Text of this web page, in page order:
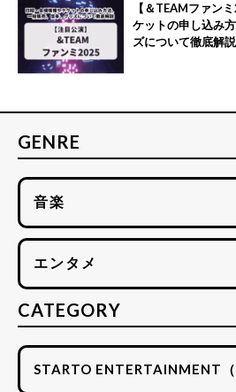
【＆TEAMファン
ケットの申し込み
ズについて徹底解説
GENRE
音楽
エンタメ
CATEGORY
STARTO ENTERTAINMENT（